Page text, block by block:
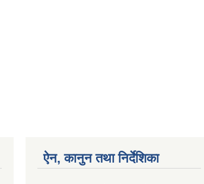
ऐन, कानुन तथा निर्देशिका